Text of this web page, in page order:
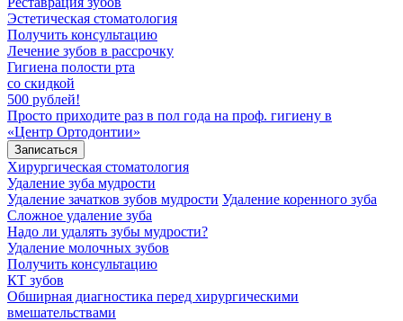
Эстетическая стоматология
Получить консультацию
Лечение зубов в рассрочку
Гигиена полости рта
со скидкой
500 рублей!
Просто приходите раз в пол года на проф. гигиену в
«Центр Ортодонтии»
Записаться
Хирургическая стоматология
Удаление зуба мудрости
Удаление зачатков зубов мудрости Удаление коренного зуба
Сложное удаление зуба
Надо ли удалять зубы мудрости?
Удаление молочных зубов
Получить консультацию
КТ зубов
Обширная диагностика перед хирургическими
вмешательствами